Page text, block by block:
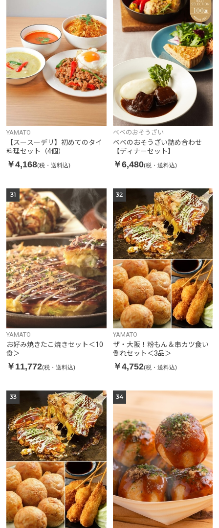
YAMATO
【スースーデリ】初めてのタイ
料理セット（4個）
￥4,168(税・送料込)
べべのおそうざい
べべのおそうざい詰め合わせ
【ディナーセット】
￥6,480(税・送料込)
31
YAMATO
お好み焼きたこ焼きセット＜10
食＞
￥11,772(税・送料込)
32
YAMATO
ザ・大阪！粉もん＆串カツ食い
倒れセット＜3品＞
￥4,752(税・送料込)
33 34